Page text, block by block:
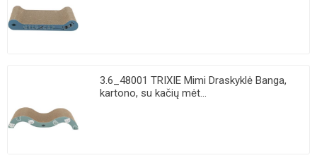
3.6_48001 TRIXIE Mimi Draskyklė Banga,
kartono, su kačių mėt...